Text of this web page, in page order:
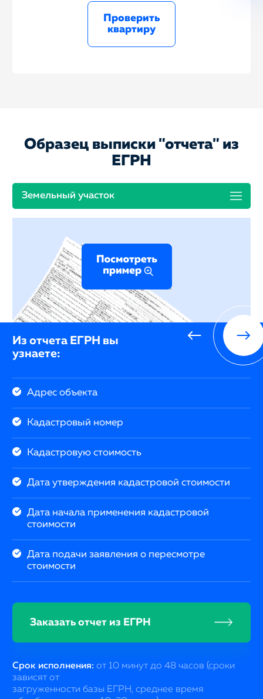
Проверить
квартиру
Образец выписки "отчета" из
ЕГРН
Земельный участок
Из отчета ЕГРН вы
узнаете:
Адрес объекта
Кадастровый номер
Кадастровую стоимость
Дата утверждения кадастровой стоимости
Дата начала применения кадастровой
стоимости
Дата подачи заявления о пересмотре
стоимости
Заказать отчет из ЕГРН
Срок исполнения: от 10 минут до 48 часов (сроки
зависят от
загруженности базы ЕГРН, среднее время